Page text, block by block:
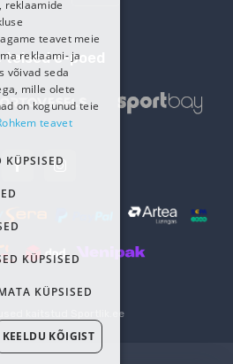
e-poed
Sportlik.ee
reklaamide
teavet meie
reklaami- ja
võivad seda
mille olete
on kogunud teie
teavet
KÜPSISED
KÜPSISED
KÜPSISED
KEELDU KÕIGIST